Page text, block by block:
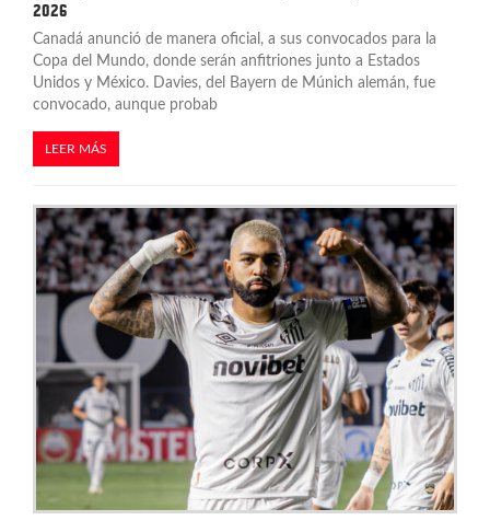
2026
Canadá anunció de manera oficial, a sus convocados para la
Copa del Mundo, donde serán anfitriones junto a Estados
Unidos y México. Davies, del Bayern de Múnich alemán, fue
convocado, aunque probab
LEER MÁS